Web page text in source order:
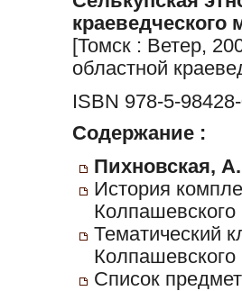
краеведческого
[Томск : Ветер,
областной
ISBN 978-5-
Содержание :
Пихновская,
История
Колпашевского
Тематический
Колпашевского
Список